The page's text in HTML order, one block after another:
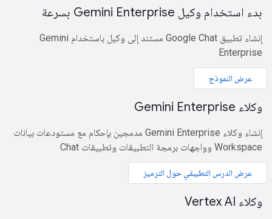
بدء استخدام وكيل Gemini Enterprise بسرعة
إنشاء تطبيق Google Chat مستند إلى وكيل باستخدام Gemini
Enterprise
عرض النموذج
وكلاء Gemini Enterprise
إنشاء وكلاء Gemini Enterprise مدمجين بإحكام مع مستودعات بيانات
Workspace وواجهات برمجة التطبيقات وتطبيقات Chat
عرض الدرس التطبيقي حول الترميز
وكلاء Vertex AI